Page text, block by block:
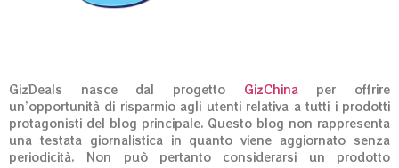
GizDeals nasce dal progetto GizChinaper offrire
un’opportunità di risparmio agli utenti relativa a tutti i prodotti
protagonisti del blog principale. Questo blog non rappresenta
una testata giornalistica in quanto viene aggiornato senza
periodicità. Non può pertanto considerarsi un prodotto